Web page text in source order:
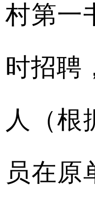
村第一
时招聘
人（根
员在原